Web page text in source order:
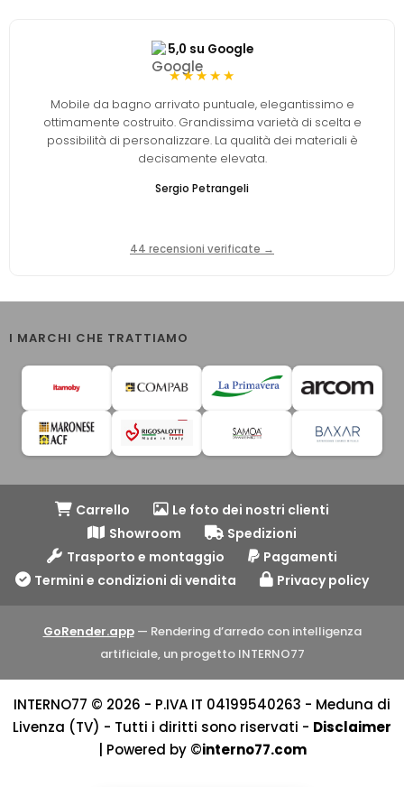
5,0 su Google
★★★★★
Mobile da bagno arrivato puntuale, elegantissimo e
ottimamente costruito. Grandissima varietà di scelta e
possibilità di personalizzare. La qualità dei materiali è
decisamente elevata.
Sergio Petrangeli
44 recensioni verificate →
I MARCHI CHE TRATTIAMO
Carrello
Le foto dei nostri clienti
Showroom
Spedizioni
Trasporto e montaggio
Pagamenti
Termini e condizioni di vendita
Privacy policy
GoRender.app— Rendering d’arredo con intelligenza
artificiale, un progetto INTERNO77
INTERNO77 © 2026 - P.IVA IT 04199540263 - Meduna di
Livenza (TV) - Tutti i diritti sono riservati - Disclaimer
| Powered by ©interno77.com